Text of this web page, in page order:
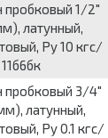
пробковый 1/2"
латунный,
Py 10 кгс/
пробковый 3/4"
латунный,
Py 0.1 кгс/